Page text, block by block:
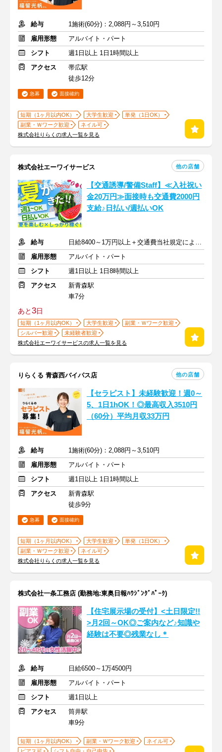
給与
1施術(60分)：2,088円～3,510円
雇用形態
アルバイト・パート
シフト
週1日以上 1日1時間以上
アクセス
帯広駅
徒歩12分
急募 面接確約
短期（1ヶ月以内OK） 大学生歓迎
単発（1日OK）
副業・Ｗワーク歓迎
ネイル可
株式会社りらくの求人一覧を見る
株式会社エーワイサービス 他の店舗
【交通誘導/警備Staff】≪入社祝い
金20万円≫面接時も交通費2000円
支給♪日払い/週払いOK
給与
日給8400～1万円以上＋交通費当社規定により支給
雇用形態
アルバイト・パート
シフト
週1日以上 1日8時間以上
アクセス
新青森駅
車7分
あと3日
短期（1ヶ月以内OK） 大学生歓迎
副業・Ｗワーク歓迎
シルバー歓迎
未経験者歓迎
株式会社エーワイサービスの求人一覧を見る
りらくる 青森西バイパス店 他の店舗
【セラピスト】未経験歓迎！週0～
5、1日1hOK！◎最高収入3510円
（60分）平均月収33万円
給与
1施術(60分)：2,088円～3,510円
雇用形態
アルバイト・パート
シフト
週1日以上 1日1時間以上
アクセス
新青森駅
徒歩9分
急募 面接確約
短期（1ヶ月以内OK） 大学生歓迎
単発（1日OK）
副業・Ｗワーク歓迎
ネイル可
株式会社りらくの求人一覧を見る
株式会社一条工務店 (勤務地:東奥日報ﾊｳｼﾞﾝｸﾞﾊﾟｰｸ)
【住宅展示場の受付】<土日限定!!
>月2回～OK◎ご案内など♪知識や
経験は不要◎残業なし＊
給与
日給6500～1万4500円
雇用形態
アルバイト・パート
シフト
週1日以上
アクセス
筒井駅
車9分
短期（1ヶ月以内OK） 副業・Ｗワーク歓迎
ネイル可